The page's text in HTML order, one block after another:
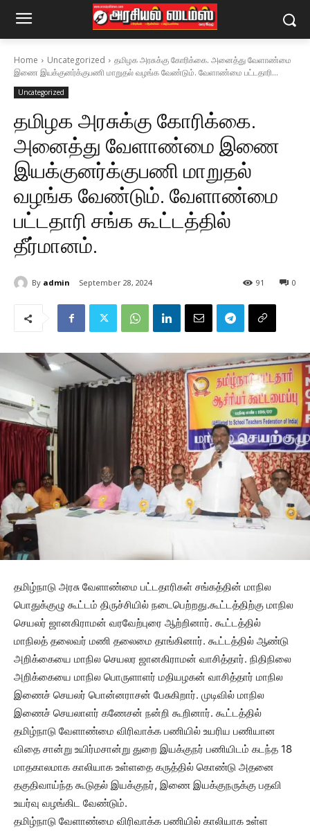
Home Uncategorized
தமிழக அரசுக்கு கோரிக்கை. அனைத்து வேளாண்மை
இணை இயக்குனர்க்குபணி மாறுதல் வழங்க வேண்டும். வேளாண்மை பட்டதாரி...
Uncategorized
தமிழக அரசுக்கு கோரிக்கை.
அனைத்து வேளாண்மை இணை
இயக்குனர்க்குபணி மாறுதல்
வழங்க வேண்டும். வேளாண்மை
பட்டதாரி சங்க கூட்டத்தில்
தீர்மானம்.
By admin September 28, 2024 0
91
தமிழ்நாடு அரசு வேளாண்மை பட்டதாரிகள் சங்கத்தின் மாநில
பொதுக்குழு கூட்டம் திருச்சியில் நடைபெற்றது.கூட்டத்திற்கு மாநில
செயலர் ஜானகிராமன் வரவேற்புரை ஆற்றினார். கூட்டத்தில்
மாநிலத் தலைவர் மணி தலைமை தாங்கினார். கூட்டத்தில் ஆண்டு
அறிக்கையை மாநில செயலர ஜானகிராமன் வாசித்தார். நிதிநிலை
அறிக்கையை மாநில பொருளாளர் மதியழகன் வாசித்தார் மாநில
இணைச் செயலர் பொன்னராசன் பேசுகிறார். முடிவில் மாநில
இணைச் செயலாளர் கணேசன் நன்றி கூறினார். கூட்டத்தில்
தமிழ்நாடு வேளாண்மை விரிவாக்க பணியில் உயரிய பணியான
விதை சான்று உயிர்மசான்று துறை இயக்குநர் பணியிடம் கடந்த 18
மாதகாலமாக காலியாக உள்ளதை கருத்தில் கொண்டு அதனை
தகுதிவாய்ந்த கூடுதல் இயக்குநர், இணை இயக்குநருக்கு பதவி
உயர்வு வழங்கிட வேண்டும்.
தமிழ்நாடு வேளாண்மை விரிவாக்க பணியில் காலியாக உள்ள